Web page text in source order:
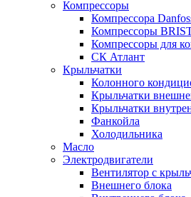
Компрессоры
Компрессора
Компрессоры
Компрессоры для
СК Атлант
Крыльчатки
Колонного
Крыльчатки
Крыльчатки
Фанкойла
Холодильника
Масло
Электродвигатели
Вентилятор с
Внешнего блока